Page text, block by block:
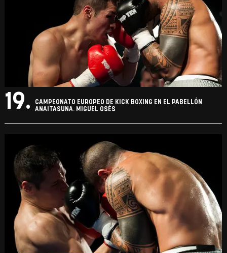
19.
CAMPEONATO EUROPEO DE KICK BOXING EN EL PABELLÓN
ANAITASUNA. MIGUEL OSÉS